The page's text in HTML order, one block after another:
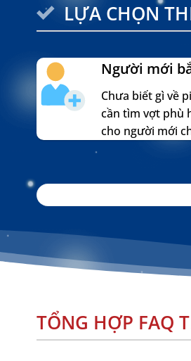
LỰA CHỌN
Người mới
Chưa biết gì về
cần tìm vợt phù
cho người mới
TỔNG HỢP FAQ